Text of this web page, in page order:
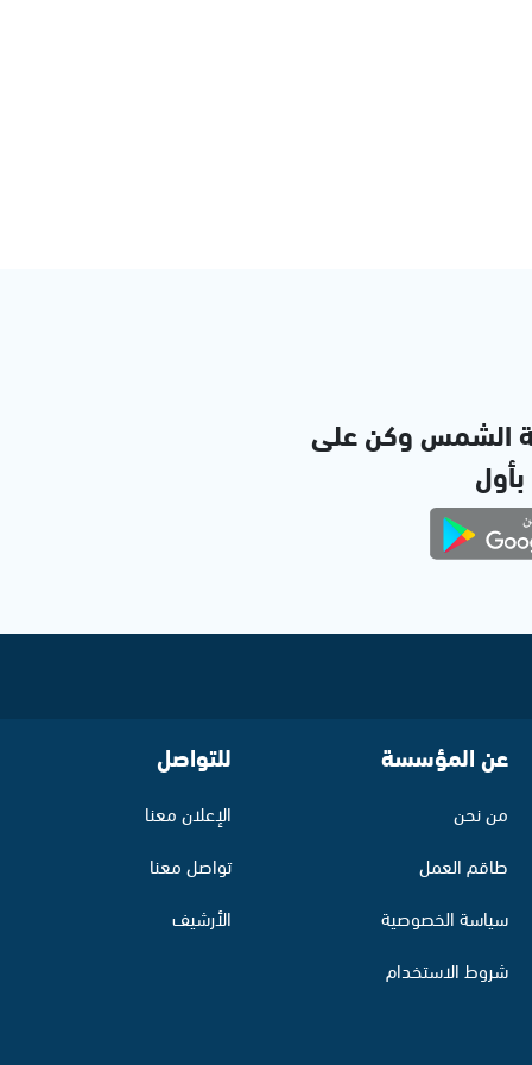
الشمس وكن على
بأول
عن المؤسسة
من نحن
طاقم العمل
سياسة الخصوصية
شروط الاستخدام
للتواصل
الإعلان معنا
تواصل معنا
الأرشيف